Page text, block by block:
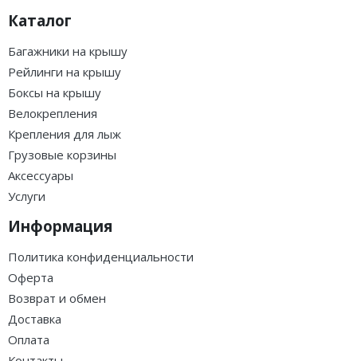
Каталог
Багажники на крышу
Рейлинги на крышу
Боксы на крышу
Велокрепления
Крепления для лыж
Грузовые корзины
Аксессуары
Услуги
Информация
Политика конфиденциальности
Оферта
Возврат и обмен
Доставка
Оплата